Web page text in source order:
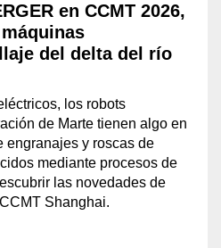
en CCMT 2026,
del delta del río
los robots
de Marte tienen algo en
engranajes y roscas de
mediante procesos de
las novedades de
Shanghai.